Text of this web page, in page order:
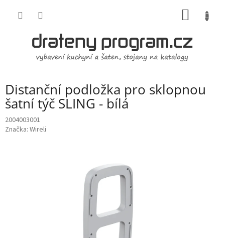
Distanční podložka pro sklopnou
šatní týč SLING - bílá
2004003001
Značka: Wireli